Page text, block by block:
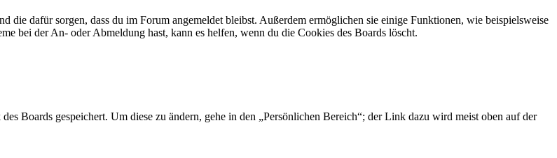
die dafür sorgen, dass du im Forum angemeldet bleibst. Außerdem ermöglichen sie einige Funktionen, wie beispielsweise
bei der An- oder Abmeldung hast, kann es helfen, wenn du die Cookies des Boards löscht.
Boards gespeichert. Um diese zu ändern, gehe in den „Persönlichen Bereich“; der Link dazu wird meist oben auf der